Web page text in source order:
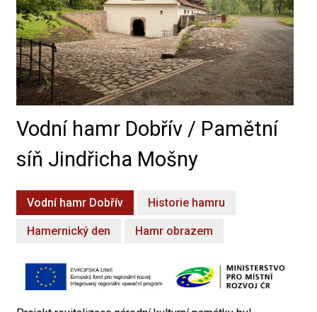
Vodní hamr Dobřív / Pamětní
síň Jindřicha Mošny
Vodní hamr Dobřív Historie hamru
Hamernický den Hamr obrazem